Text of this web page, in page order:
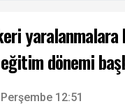
yaralanmalara
dönemi
12:51